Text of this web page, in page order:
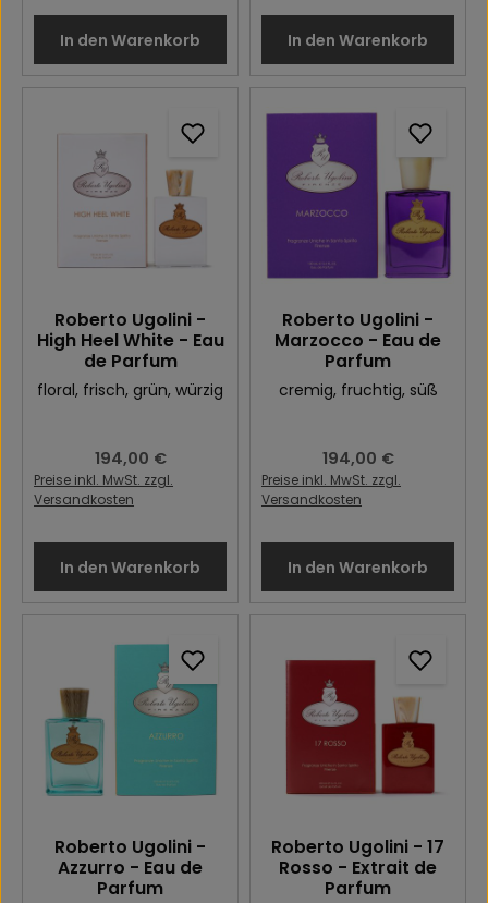
In den Warenkorb In den Warenkorb
Roberto Ugolini -
High Heel White - Eau
de Parfum
floral, frisch, grün, würzig
Regulärer Preis:
194,00 €
Preise inkl. MwSt. zzgl.
Versandkosten
In den Warenkorb
Roberto Ugolini -
Marzocco - Eau de
Parfum
cremig, fruchtig, süß
Regulärer Preis:
194,00 €
Preise inkl. MwSt. zzgl.
Versandkosten
In den Warenkorb
Roberto Ugolini -
Azzurro - Eau de
Parfum
Roberto Ugolini - 17
Rosso - Extrait de
Parfum